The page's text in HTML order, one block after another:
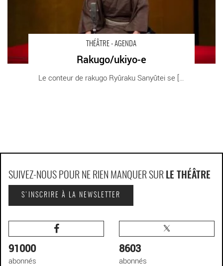
THÉÂTRE - AGENDA
Rakugo/ukiyo-e
Le conteur de rakugo Ryûraku Sanyûtei se [...]
SUIVEZ-NOUS POUR NE RIEN MANQUER SUR LE THÉÂTRE
S'INSCRIRE À LA NEWSLETTER
91000
abonnés
8603
abonnés